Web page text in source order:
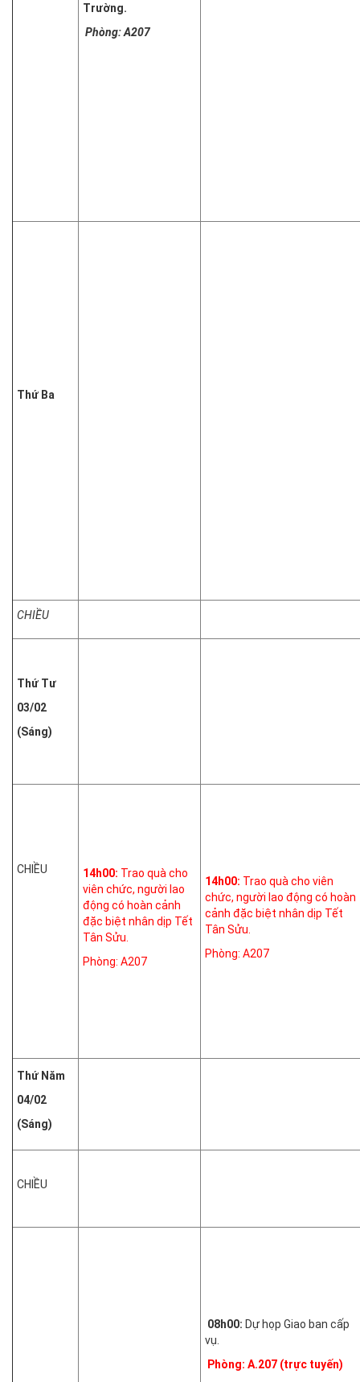
Trường.
Phòng: A207
Thứ Ba
CHIỀU
Thứ Tư
03/02
(Sáng)
CHIỀU 14h00: Trao quà cho
viên chức, người lao
động có hoàn cảnh
đặc biệt nhân dịp Tết
Tân Sửu.
Phòng: A207
14h00: Trao quà cho viên
chức, người lao động có hoàn
cảnh đặc biệt nhân dịp Tết
Tân Sửu.
Phòng: A207
Thứ Năm
04/02
(Sáng)
CHIỀU
08h00: Dự họp Giao ban cấp
vụ.
Phòng: A.207 (trực tuyến)